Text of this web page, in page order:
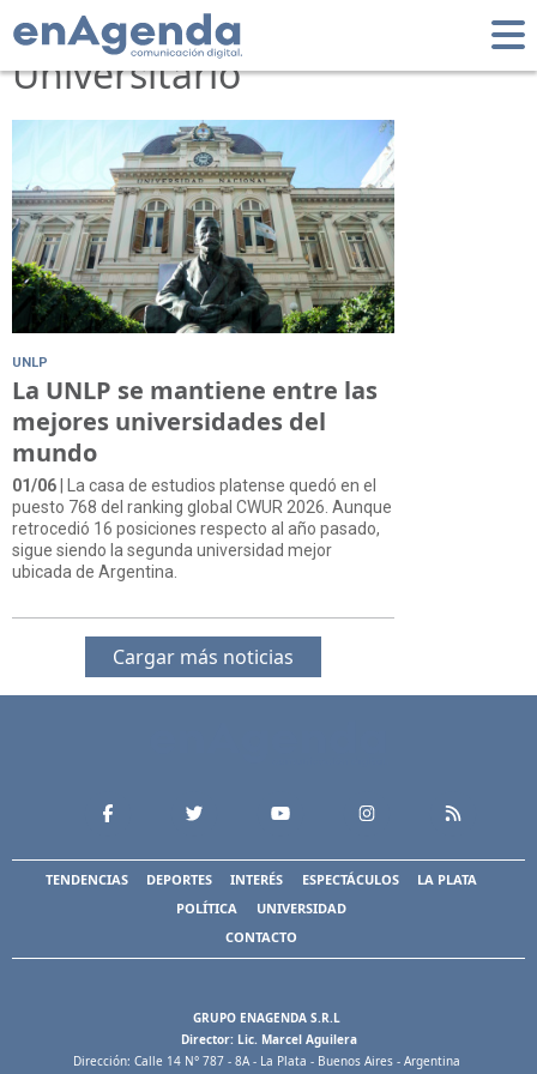
Tag: Ranking
Universitario
UNLP
La UNLP se mantiene entre las
mejores universidades del
mundo
01/06 | La casa de estudios platense quedó en el
puesto 768 del ranking global CWUR 2026. Aunque
retrocedió 16 posiciones respecto al año pasado,
sigue siendo la segunda universidad mejor
ubicada de Argentina.
Cargar más noticias
TENDENCIAS DEPORTES INTERÉS ESPECTÁCULOS
LA PLATA
POLÍTICA
UNIVERSIDAD
CONTACTO
GRUPO ENAGENDA S.R.L
Director: Lic. Marcel Aguilera
Dirección: Calle 14 N° 787 - 8A - La Plata - Buenos Aires - Argentina